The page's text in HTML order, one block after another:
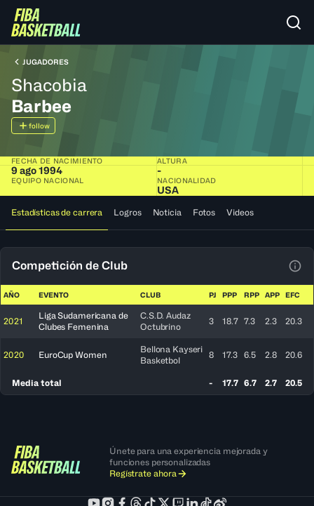
JUGADORES
Shacobia
Barbee
follow
FECHA DE NACIMIENTO
9 ago 1994
ALTURA
-
EQUIPO NACIONAL NACIONALIDAD
USA
Estadísticas de carrera Logros Noticia Fotos Videos
Competición de Club
AÑO EVENTO CLUB PJ PPP RPP APP EFC
2021
Liga Sudamericana de
Clubes Femenina
C.S.D. Audaz
Octubrino
3 18.7 7.3 2.3 20.3
2020 EuroCup Women
Bellona Kayseri
Basketbol
8 17.3 6.5 2.8 20.6
Media total - 17.7 6.7 2.7 20.5
Únete para una experiencia mejorada y
funciones personalizadas
Regístrate ahora